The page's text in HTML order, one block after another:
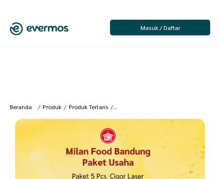
Masuk / Daftar
Beranda / Produk / Produk Terlaris / Milan Food Bandung – Paket Usaha 5